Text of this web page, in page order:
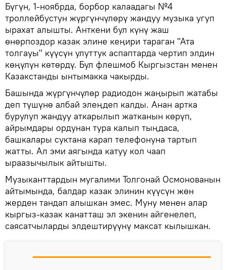
Бүгүн, 1-ноябрда, борбор калаадагы №4
троллейбустун жүргүнчүлөрү жандуу музыка угуп
ырахат алышты. Анткени бул күнү жаш
өнөрпоздор казак элине кеңири тараган "Ата
толгауы" күүсүн улуттук аспаптарда чертип элдин
көңүлүн көтөрдү. Бул флешмоб Кыргызстан менен
Казакстанды ынтымакка чакырды.
Башында жүргүнчүлөр радиодон жаңырып жатабы
деп түшүнө албай элеңдеп калды. Анан артка
бурулуп жандуу аткарылып жатканын көрүп,
айрымдары ордунан тура калып тыңдаса,
башкалары суктана карап телефонуна тартып
жатты. Ал эми аягында катуу кол чаап
ыраазычылык айтышты.
Музыканттардын мугалими Толгонай Осмонованын
айтымында, балдар казак элинин күүсүн жөн
жерден тандап алышкан эмес. Муну менен алар
кыргыз-казак канатташ эл экенин айгенелеп,
саясатчыларды элдештирүүнү максат кылышкан.